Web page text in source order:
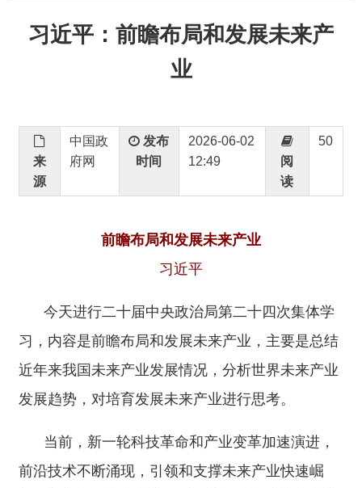
业
前瞻布局和发展未来产业
习近平
今天进行二十届中央政治局第二十四次集体学
习，内容是前瞻布局和发展未来产业，主要是总结
发展趋势，对培育发展未来产业进行思考。
当前，新一轮科技革命和产业变革加速演进，
前沿技术不断涌现，引领和支撑未来产业快速崛
起。培育发展未来产业，对于我们抢占科技和产业
力、建设现代化产业体系，对于提高人民生活品
质、促进人的全面发展和社会全面进步，都具有重